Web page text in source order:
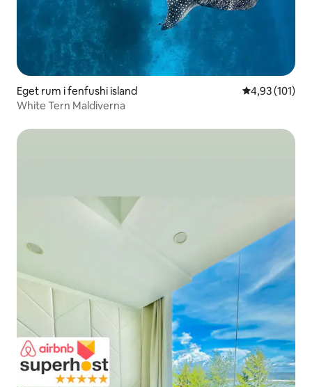
Eget rum i fenfushi island 4,93 av 5 i
4,93 (101)
White Tern Maldiverna